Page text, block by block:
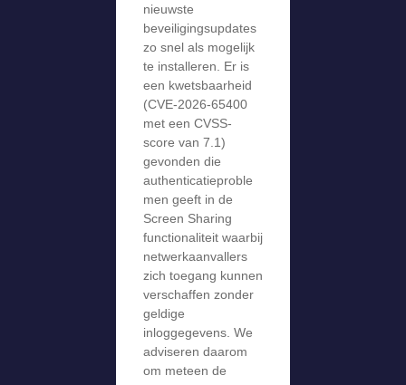
nieuwste
beveiligingsupdates
zo snel als mogelijk
te installeren. Er is
een kwetsbaarheid
(CVE-2026-65400
met een CVSS-
score van 7.1)
gevonden die
authenticatieproble
men geeft in de
Screen Sharing
functionaliteit waarbij
netwerkaanvallers
zich toegang kunnen
verschaffen zonder
geldige
inloggegevens. We
adviseren daarom
om meteen de